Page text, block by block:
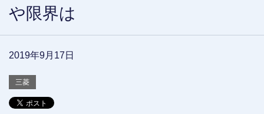
や限界は
2019年9月17日
三菱